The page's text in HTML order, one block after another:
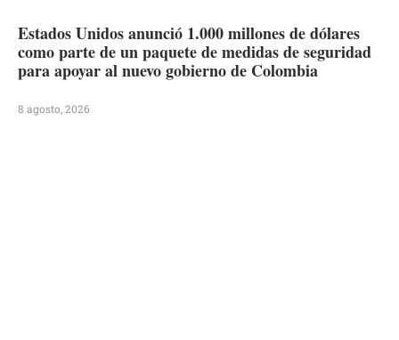
Estados Unidos anunció 1.000 millones de dólares
como parte de un paquete de medidas de seguridad
para apoyar al nuevo gobierno de Colombia
8 agosto, 2026